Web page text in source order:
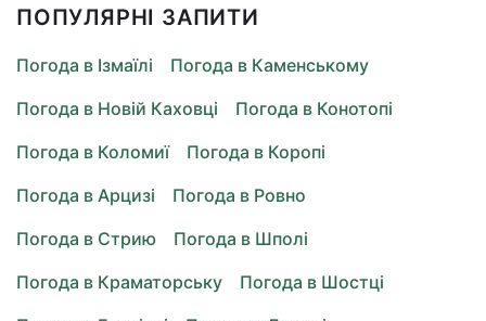
ПОПУЛЯРНІ ЗАПИТИ
Погода в Ізмаїлі
Погода в Каменському
Погода в Новій Каховці
Погода в Конотопі
Погода в Коломиї
Погода в Коропі
Погода в Арцизі
Погода в Ровно
Погода в Стрию
Погода в Шполі
Погода в Краматорську
Погода в Шостці